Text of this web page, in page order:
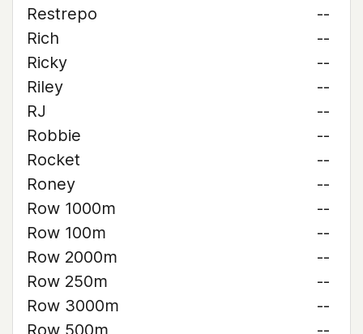
Restrepo
--
Rich
--
Ricky
--
Riley
--
RJ
--
Robbie
--
Rocket
--
Roney
--
Row 1000m
--
Row 100m
--
Row 2000m
--
Row 250m
--
Row 3000m
--
Row 500m
--